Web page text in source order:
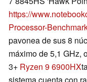
https://
Processor-
pavonea de sus 8
máximo de 5,1 GHz,
3+ Ryzen 9 6900HX